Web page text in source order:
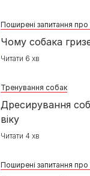
Поширені запитання
Чому собака
Читати 6 хв
Тренування собак
Дресирування
віку
Читати 4 хв
Поширені запитання